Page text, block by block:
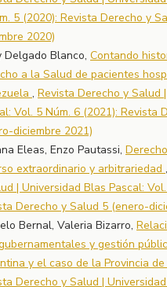
5 (2020): Revista Derecho y
2020)
Delgado Blanco, Contando
a la Salud de pacientes
, Revista Derecho y Salud
Vol. 5 Núm. 6 (2021): Revista
diciembre 2021)
Eleas, Enzo Pautassi,
extraordinario y arbitrariedad ,
| Universidad Blas Pascal:
Derecho y Salud 5 (enero-
Bernal, Valeria Bizarro,
y gestión
y el caso de la Provincia de
Derecho y Salud |